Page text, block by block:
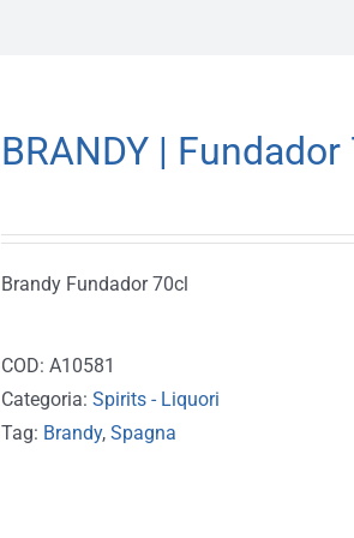
BRANDY |
Brandy Fundador 70cl
COD: A10581
Categoria: Spirits - Liquori
Tag: Brandy, Spagna